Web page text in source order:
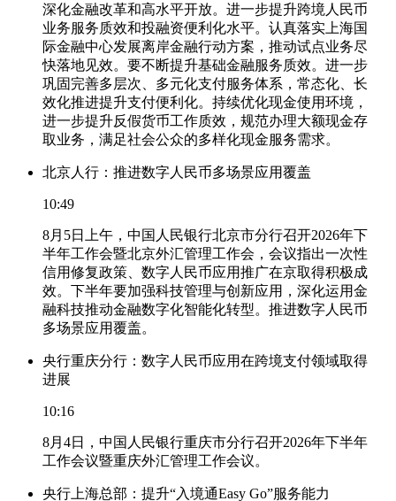
深化金融改革和高水平开放。进一步提升跨境人民币
业务服务质效和投融资便利化水平。认真落实上海国
际金融中心发展离岸金融行动方案，推动试点业务尽
快落地见效。要不断提升基础金融服务质效。进一步
巩固完善多层次、多元化支付服务体系，常态化、长
效化推进提升支付便利化。持续优化现金使用环境，
进一步提升反假货币工作质效，规范办理大额现金存
取业务，满足社会公众的多样化现金服务需求。
北京人行：推进数字人民币多场景应用覆盖
10:49
8月5日上午，中国人民银行北京市分行召开2026年下
半年工作会暨北京外汇管理工作会，会议指出一次性
信用修复政策、数字人民币应用推广在京取得积极成
效。下半年要加强科技管理与创新应用，深化运用金
融科技推动金融数字化智能化转型。推进数字人民币
多场景应用覆盖。
央行重庆分行：数字人民币应用在跨境支付领域取得
进展
10:16
8月4日，中国人民银行重庆市分行召开2026年下半年
工作会议暨重庆外汇管理工作会议。
央行上海总部：提升“入境通Easy Go”服务能力